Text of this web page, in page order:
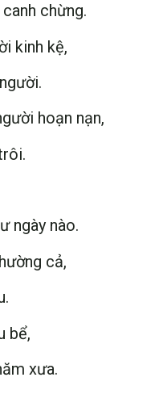
chừng.
kinh kệ,
hoạn nạn,
ngày nào.
cả,
bể,
xưa.